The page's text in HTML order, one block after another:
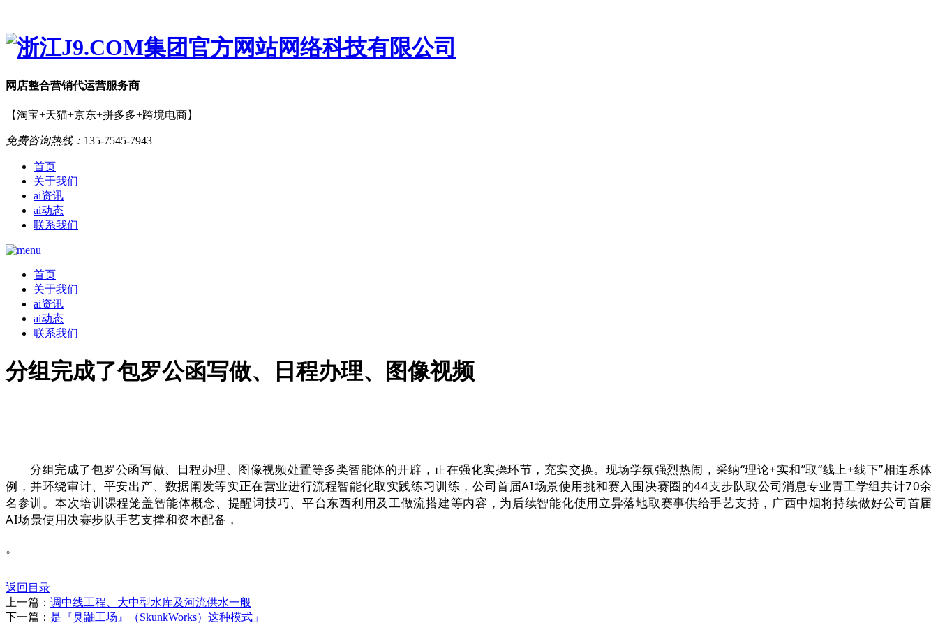
网店整合营销代运营服务商
【淘宝+天猫+京东+拼多多+跨境电商】
免费咨询热线： 135-7545-7943
首页
关于我们
ai资讯
ai动态
联系我们
首页
关于我们
ai资讯
ai动态
联系我们
分组完成了包罗公函写做、日程办理、图像视频
分组完成了包罗公函写做、日程办理、图像视频处置等多类智能体的开辟，正在强化实操环节，充实交换。现场学氛强烈热闹，采纳“理论+实和”取“线上+线下”相连系体
例，并环绕审计、平安出产、数据阐发等实正在营业进行流程智能化取实践练习训练，公司首届AI场景使用挑和赛入围决赛圈的44支步队取公司消息专业青工学组共计70余
名参训。本次培训课程笼盖智能体概念、提醒词技巧、平台东西利用及工做流搭建等内容，为后续智能化使用立异落地取赛事供给手艺支持，广西中烟将持续做好公司首届
AI场景使用决赛步队手艺支撑和资本配备，
。
返回目录
上一篇： 调中线工程、大中型水库及河流供水一般
下一篇： 是『臭鼬工场』（SkunkWorks）这种模式」